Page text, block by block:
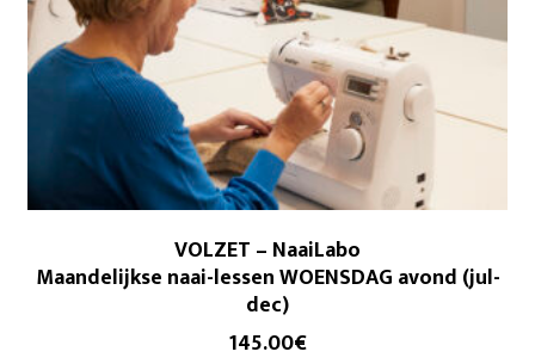
VOLZET – NaaiLabo
Maandelijkse naai-lessen WOENSDAG avond (jul-
dec)
145.00€